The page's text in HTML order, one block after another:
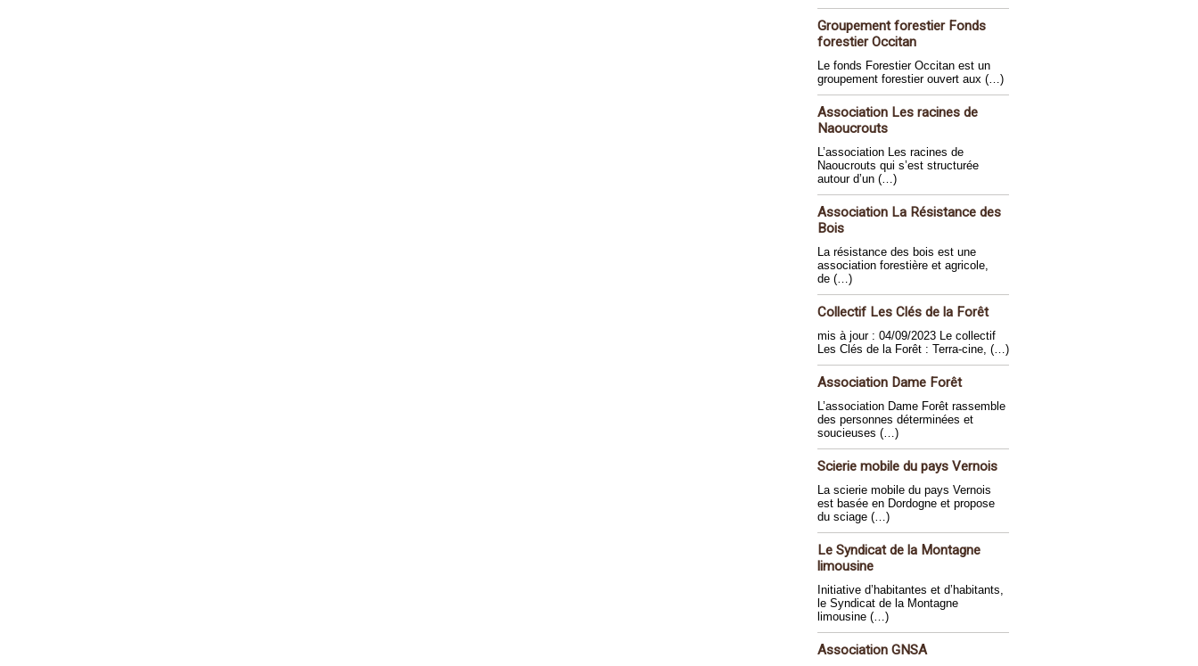
Groupement forestier Fonds
forestier Occitan
Le fonds Forestier Occitan est un
groupement forestier ouvert aux (…)
Association Les racines de
Naoucrouts
L’association Les racines de
Naoucrouts qui s’est structurée
autour d’un (…)
Association La Résistance des
Bois
La résistance des bois est une
association forestière et agricole,
de (…)
Collectif Les Clés de la Forêt
mis à jour : 04/09/2023 Le collectif
Les Clés de la Forêt : Terra-cine, (…)
Association Dame Forêt
L’association Dame Forêt rassemble
des personnes déterminées et
soucieuses (…)
Scierie mobile du pays Vernois
La scierie mobile du pays Vernois
est basée en Dordogne et propose
du sciage (…)
Le Syndicat de la Montagne
limousine
Initiative d’habitantes et d’habitants,
le Syndicat de la Montagne
limousine (…)
Association GNSA